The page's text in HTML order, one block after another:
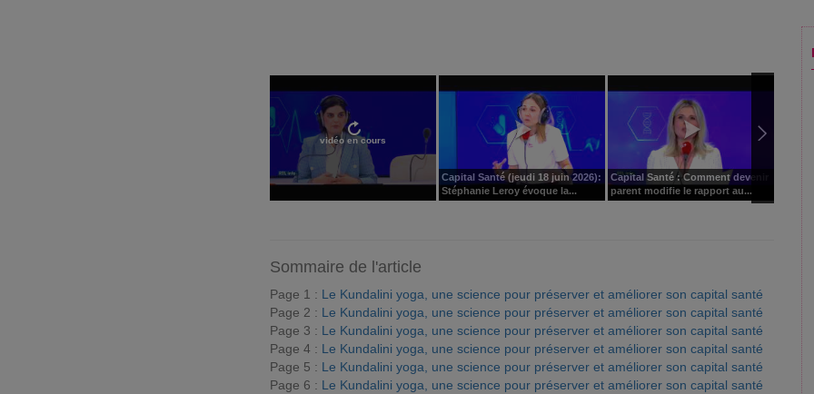
vidéo en cours
Capital Santé (jeudi 18 juin 2026):
Stéphanie Leroy évoque la...
Capital Santé : Comment devenir
parent modifie le rapport au...
Le
pour
Sommaire de l'article
Page 1 : Le Kundalini yoga, une science pour préserver et améliorer son capital santé
Page 2 : Le Kundalini yoga, une science pour préserver et améliorer son capital santé
Page 3 : Le Kundalini yoga, une science pour préserver et améliorer son capital santé
Page 4 : Le Kundalini yoga, une science pour préserver et améliorer son capital santé
Page 5 : Le Kundalini yoga, une science pour préserver et améliorer son capital santé
Page 6 : Le Kundalini yoga, une science pour préserver et améliorer son capital santé